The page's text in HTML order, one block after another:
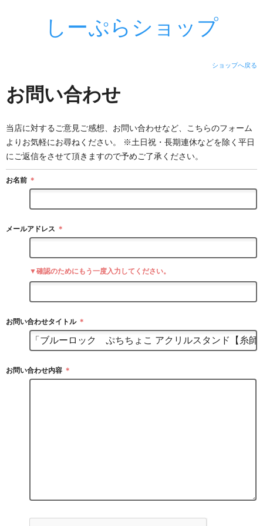
しーぷらショップ
ショップへ戻る
お問い合わせ
当店に対するご意見ご感想、お問い合わせなど、こちらのフォーム
よりお気軽にお尋ねください。 ※土日祝・長期連休などを除く平日
にご返信をさせて頂きますので予めご了承ください。
お名前 ＊
メールアドレス ＊
▼確認のためにもう一度入力してください。
お問い合わせタイトル ＊
お問い合わせ内容 ＊